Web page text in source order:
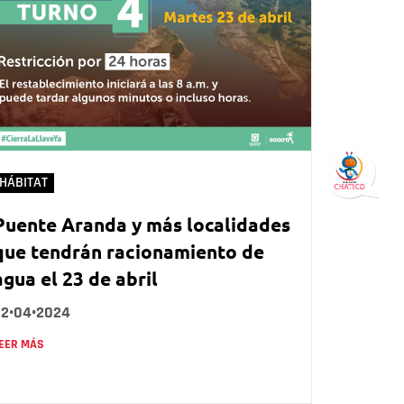
HÁBITAT
Aranda y más localidades
tendrán racionamiento de
el 23 de abril
MÁS